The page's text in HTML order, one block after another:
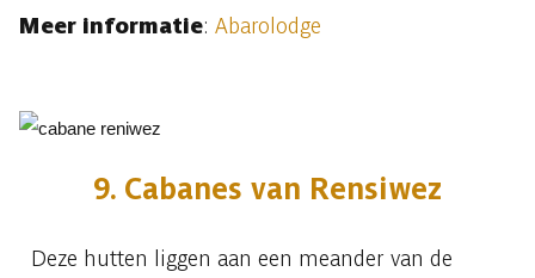
Meer informatie: Abarolodge
9. Cabanes van Rensiwez
Deze hutten liggen aan een meander van de